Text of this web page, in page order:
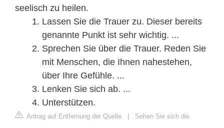
seelisch zu heilen.
Lassen Sie die Trauer zu. Dieser bereits
genannte Punkt ist sehr wichtig. ...
Sprechen Sie über die Trauer. Reden Sie
mit Menschen, die Ihnen nahestehen,
über Ihre Gefühle. ...
Lenken Sie sich ab. ...
Unterstützen.
Antrag auf Entfernung der Quelle | Sehen Sie sich die